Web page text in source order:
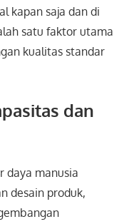
kapan saja dan di
satu faktor utama
kualitas standar
dan
daya manusia
desain produk,